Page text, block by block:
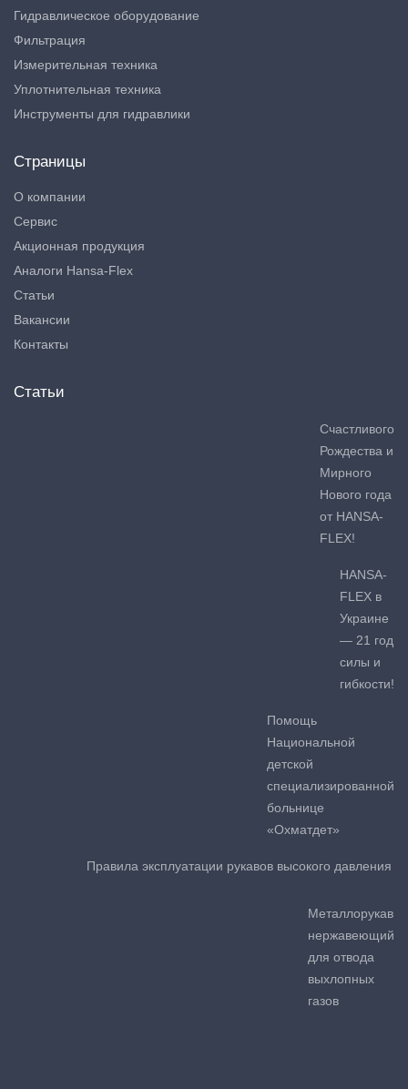
Гидравлическое оборудование
Фильтрация
Измерительная техника
Уплотнительная техника
Инструменты для гидравлики
Страницы
О компании
Сервис
Акционная продукция
Аналоги Hansa-Flex
Статьи
Вакансии
Контакты
Статьи
Счастливого
Рождества и
Мирного
Нового года
от HANSA-
FLEX!
HANSA-
FLEX в
Украине
— 21 год
силы и
гибкости!
Помощь
Национальной
детской
специализированной
больнице
«Охматдет»
Правила эксплуатации рукавов высокого давления
Металлорукав
нержавеющий
для отвода
выхлопных
газов